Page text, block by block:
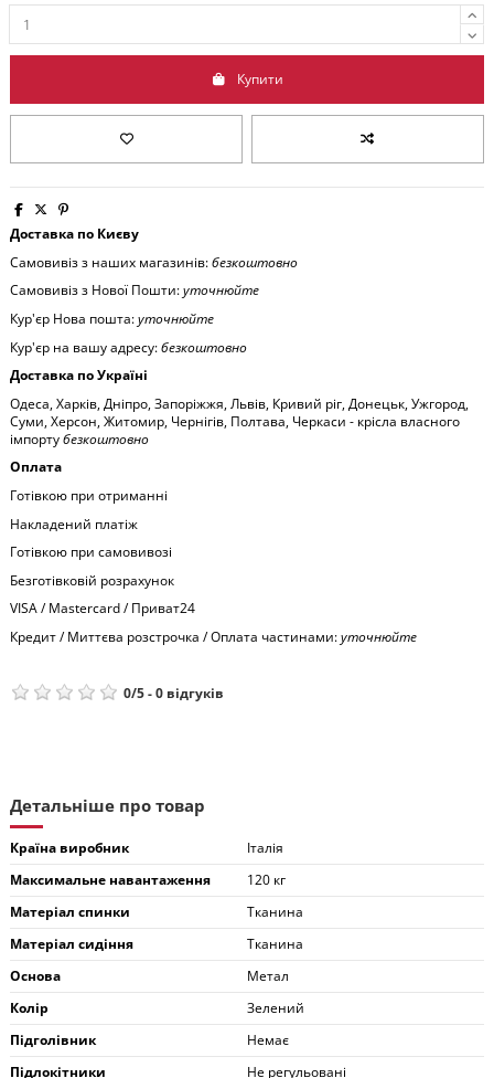
Купити
Доставка по Києву
Самовивіз з наших магазинів:безкоштовно
Самовивіз з Нової Пошти:уточнюйте
Кур'єр Нова пошта:уточнюйте
Кур'єр на вашу адресу:безкоштовно
Доставка по Україні
Одеса, Харків, Дніпро, Запоріжжя, Львів, Кривий ріг, Донецьк, Ужгород,
Суми, Херсон, Житомир, Чернігів, Полтава, Черкаси - крісла власного
імпортубезкоштовно
Оплата
Готівкою при отриманні
Накладений платіж
Готівкою при самовивозі
Безготівковій розрахунок
VISA / Mastercard / Приват24
Кредит / Миттєва розстрочка / Оплата частинами:уточнюйте
0/5-0 відгуків
Детальніше про товар
Країна виробник
Італія
Максимальне навантаження
120 кг
Матеріал спинки
Тканина
Матеріал сидіння
Тканина
Основа
Метал
Колір
Зелений
Підголівник
Немає
Підлокітники
Не регульовані